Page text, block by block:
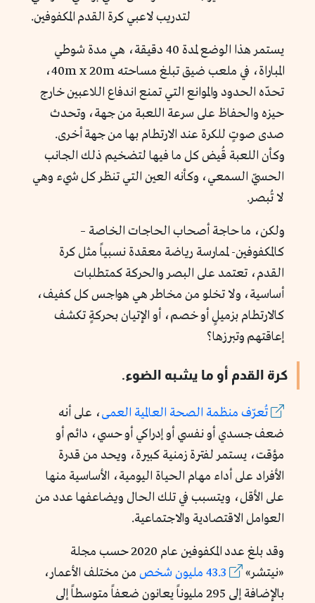
لتدريب لاعبي كرة القدم المكفوفين.
يستمر هذا الوضع لمدة 40 دقيقة، هي مدة شوطي
المباراة، في ملعب ضيق تبلغ مساحته 40m x 20m،
تحدّه الحدود والموانع التي تمنع اندفاع اللاعبين خارج
حيزه والحفاظ على سرعة اللعبة من جهة، وتحدث
صدى صوتٍ للكرة عند الارتطام بها من جهة أخرى.
وكأن اللعبة قُيض كل ما فيها لتضخيم ذلك الجانب
الحسيّ السمعي، وكأنه العين التي تنظر كل شيء وهي
لا تُبصر.
ولكن، ما حاجة أصحاب الحاجات الخاصة –
كالمكفوفين- لممارسة رياضة معقدة نسبياً مثل كرة
القدم، تعتمد على البصر والحركة كمتطلبات
أساسية، ولا تخلو من مخاطر هي هواجس كل كفيف،
كالارتطام بزميلٍ أو خصم، أو الإتيان بحركةٍ تكشف
إعاقتهم وتبرزها؟
كرة القدم أو ما يشبه الضوء.
تُعرّف منظمة الصحة العالمية العمى، على أنه
ضعف جسدي أو نفسي أو إدراكي أو حسي، دائم أو
مؤقت، يستمر لفترة زمنية كبيرة، ويحد من قدرة
الأفراد على أداء مهام الحياة اليومية، الأساسية منها
على الأقل، ويتسبب في تلك الحال ويضاعفها عدد من
العوامل الاقتصادية والاجتماعية.
وقد بلغ عدد المكفوفين عام 2020 حسب مجلة
«نيتشر»
43.3 مليون شخص
من مختلف الأعمار،
بالإضافة إلى 295 مليوناً يعانون ضعفاً متوسطاً إلى